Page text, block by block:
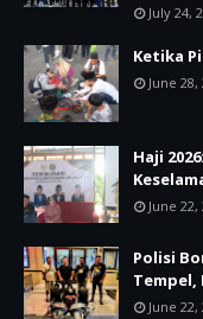
July 24,
Ketika
June 28,
Haji
June 22,
Polisi
Tempel,
June 22,